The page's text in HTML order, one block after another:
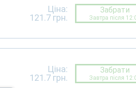
Ціна:
121.7грн.
Забрати
Завтра після
Ціна:
121.7грн.
Забрати
Завтра після